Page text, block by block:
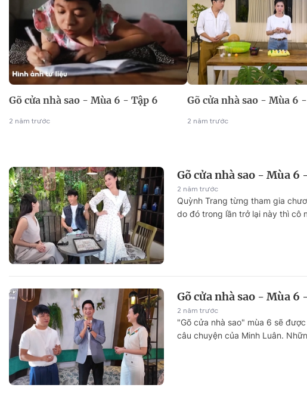
Gõ cửa nhà sao - Mùa 6 - Tập 6
2 năm trước
Gõ cửa nhà sao - Mùa 6
2 năm trước
Gõ cửa nhà sao - Mùa 6
2 năm trước
Quỳnh Trang từng tham gia
do đó trong lần trở lại này thì cô
Gõ cửa nhà sao - Mùa 6
2 năm trước
"Gõ cửa nhà sao" mùa 6 sẽ
câu chuyện của Minh Luân.